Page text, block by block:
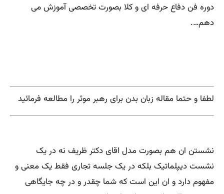
دوره فن دفاع حرفه ای و کلا بصورت تخصصی آموزش می
دهم….
لطفا و حتما مقاله زبان بدن برای رهبر موثر را مطالعه فرمائید
نشستن ان هم بصورت مدل اقای دکتر ظریف نه در یک
نشست دیپلماتیک بلکه در یک جلسه تجاری فقط یک معنی و
مفهوم دارد و ان این است که شما چقدر و در چه جایگاهی